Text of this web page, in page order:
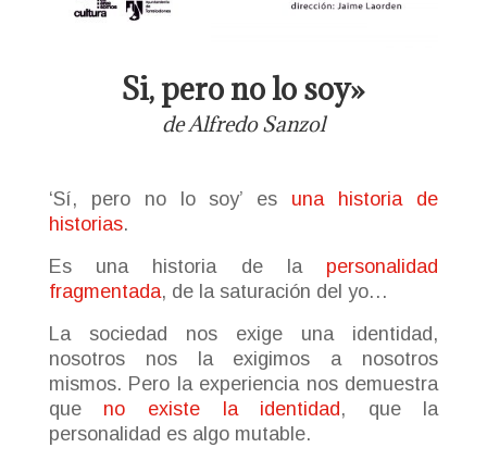
Si, pero no lo soy»
de Alfredo Sanzol
‘Sí, pero no lo soy’ es una historia de
historias.
Es una historia de la personalidad
fragmentada, de la saturación del yo…
La sociedad nos exige una identidad,
nosotros nos la exigimos a nosotros
mismos. Pero la experiencia nos demuestra
que no existe la identidad, que la
personalidad es algo mutable.